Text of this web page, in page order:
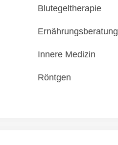
Blutegeltherapie
Ernährungsberatung
Innere Medizin
Röntgen